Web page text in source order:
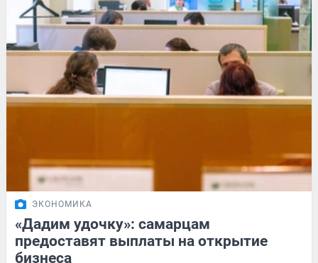
ЭКОНОМИКА
«Дадим удочку»: самарцам
предоставят выплаты на открытие
бизнеса